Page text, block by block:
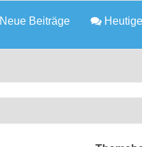
Neue Beiträge